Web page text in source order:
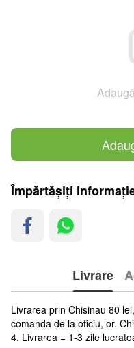
Împărtășiți
Livrare
Livrarea prin Chisinau 80
comanda de la oficiu, or.
4. Livrarea = 1-3 zile